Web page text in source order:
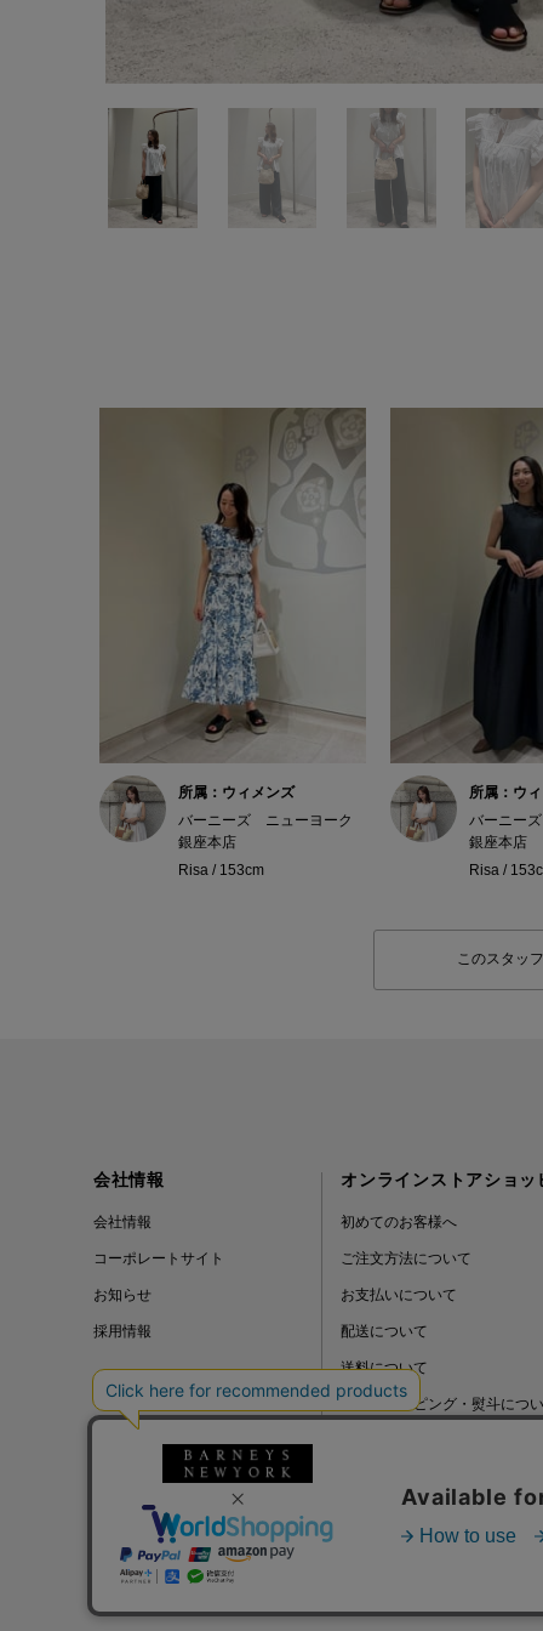
所属：ウィメンズ
バーニーズ ニューヨーク
銀座本店
Risa / 153cm
所属：ウ
バーニー
銀座本店
Risa /
このスタッ
会社情報
会社情報
コーポレートサイト
お知らせ
採用情報
オンラインストアショッ
初めてのお客様へ
ご注文方法について
お支払いについて
配送について
送料について
ギフトラッピング・熨斗につ